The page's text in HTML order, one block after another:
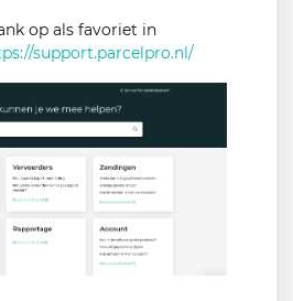
op als favoriet in
support.parcelpro.nl/